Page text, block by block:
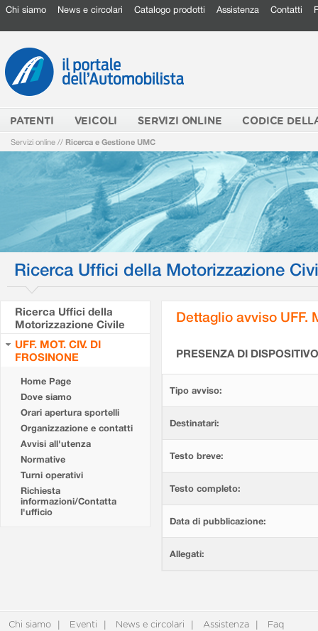
Chi siamo News e circolari Catalogo prodotti Assistenza Contatti
PATENTI VEICOLI SERVIZI ONLINE CODICE
Servizi online // Ricerca e Gestione UMC
Ricerca Uffici della Motorizzazione
Ricerca Uffici della
Motorizzazione Civile
UFF. MOT. CIV. DI
FROSINONE
Home Page
Dove siamo
Orari apertura sportelli
Organizzazione e contatti
Avvisi all'utenza
Normative
Turni operativi
Richiesta
informazioni/Contatta
l'ufficio
Dettaglio avviso UFF.
PRESENZA DI
Tipo avviso:
Destinatari:
Testo breve:
Testo completo:
Data di pubblicazione:
Allegati:
Chi siamo Eventi News e circolari Assistenza Faq